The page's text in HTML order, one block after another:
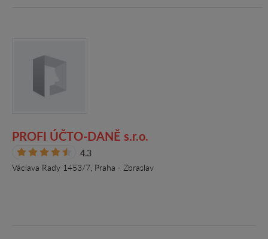
PROFI ÚČTO-DANĚ s.r.o.
4.3
Václava Rady 1453/7, Praha - Zbraslav